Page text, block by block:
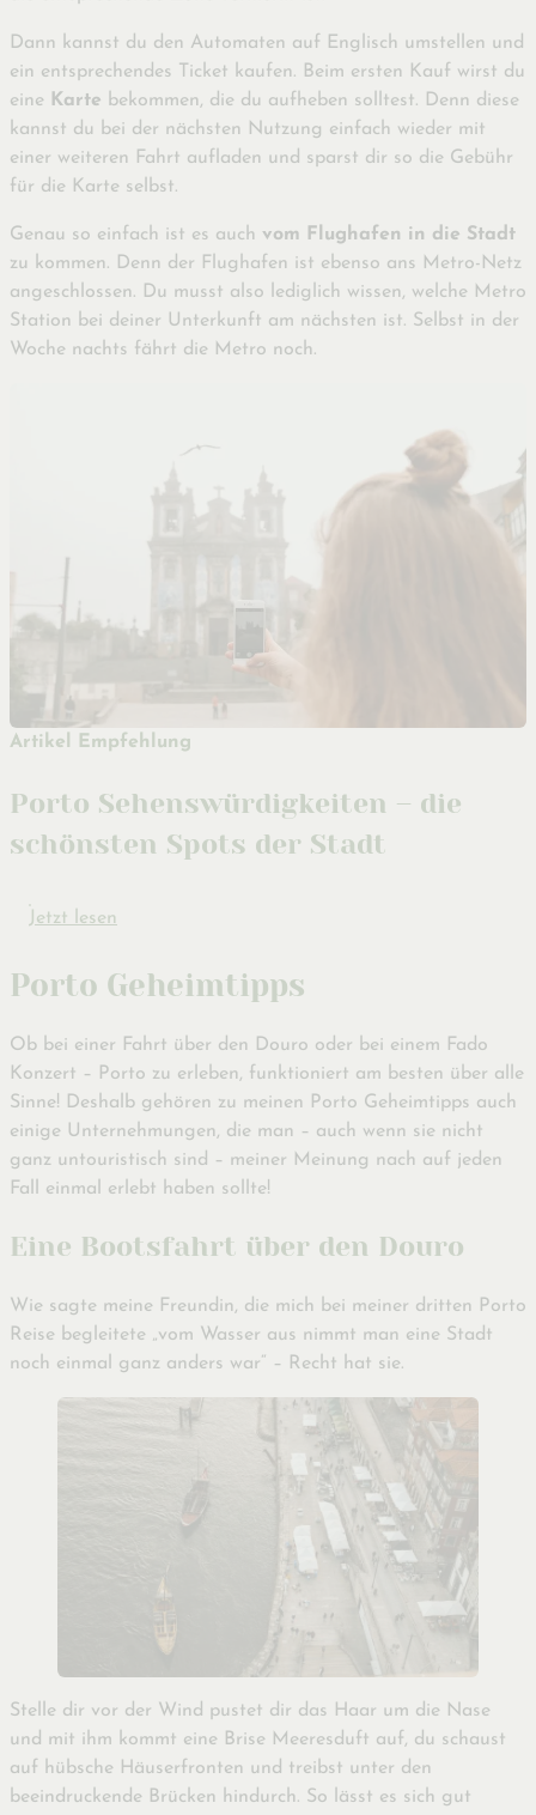
Dann kannst du den Automaten auf Englisch umstellen und
ein entsprechendes Ticket kaufen. Beim ersten Kauf wirst du
eine Karte bekommen, die du aufheben solltest. Denn diese
kannst du bei der nächsten Nutzung einfach wieder mit
einer weiteren Fahrt aufladen und sparst dir so die Gebühr
für die Karte selbst.
Genau so einfach ist es auch vom
Flughafen in die Stadt
zu kommen. Denn der Flughafen ist ebenso ans Metro-Netz
angeschlossen. Du musst also lediglich wissen, welche Metro
Station bei deiner Unterkunft am nächsten ist. Selbst in der
Woche nachts fährt die Metro noch.
Artikel Empfehlung
Porto Sehenswürdigkeiten – die
schönsten Spots der Stadt
Jetzt lesen
Porto Geheimtipps
Ob bei einer Fahrt über den Douro oder bei einem Fado
Konzert – Porto zu erleben, funktioniert am besten über alle
Sinne! Deshalb gehören zu meinen Porto Geheimtipps auch
einige Unternehmungen, die man – auch wenn sie nicht
ganz untouristisch sind – meiner Meinung nach auf jeden
Fall einmal erlebt haben sollte!
Eine Bootsfahrt über den Douro
Wie sagte meine Freundin, die mich bei meiner dritten Porto
Reise begleitete „vom Wasser aus nimmt man eine Stadt
noch einmal ganz anders war“ – Recht hat sie.
Stelle dir vor der Wind pustet dir das Haar um die Nase
und mit ihm kommt eine Brise Meeresduft auf, du schaust
auf hübsche Häuserfronten und treibst unter den
beeindruckende Brücken hindurch. So lässt es sich gut